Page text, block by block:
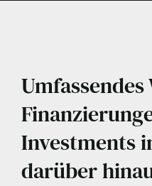
Investments
darüber